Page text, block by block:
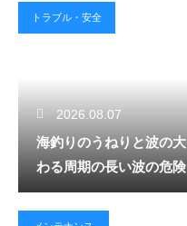
トラブル・安全
2026.08.07
海釣りのうねりと波の
わる周期の長い波の危険